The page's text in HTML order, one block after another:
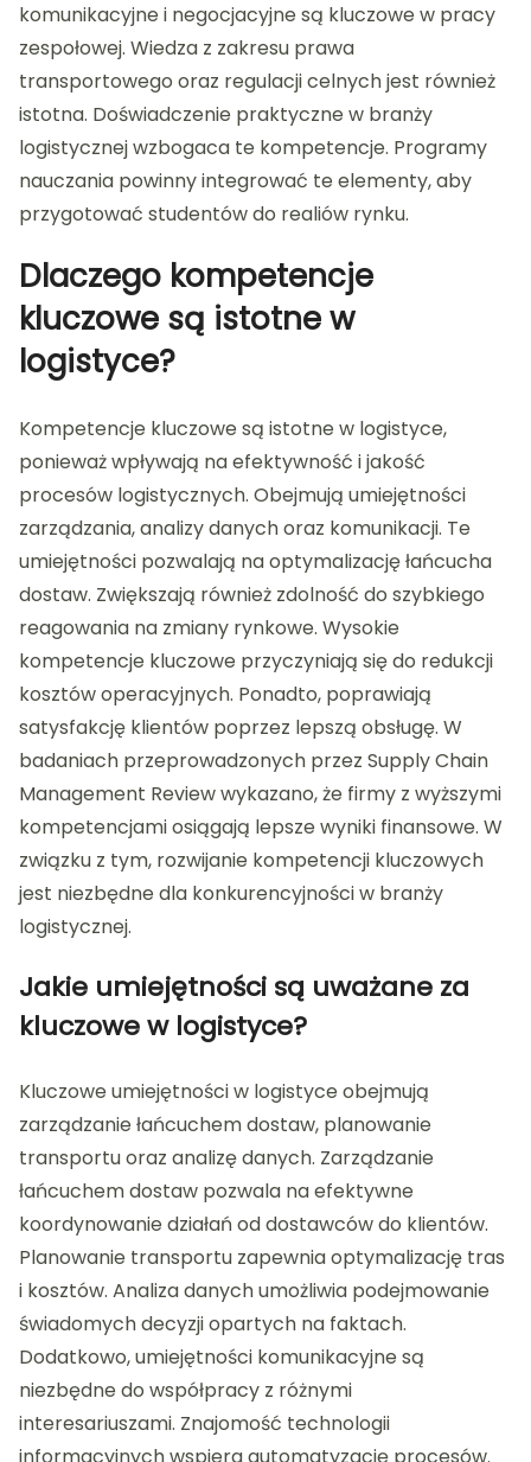
komunikacyjne i negocjacyjne są kluczowe w pracy
zespołowej. Wiedza z zakresu prawa
transportowego oraz regulacji celnych jest również
istotna. Doświadczenie praktyczne w branży
logistycznej wzbogaca te kompetencje. Programy
nauczania powinny integrować te elementy, aby
przygotować studentów do realiów rynku.
Dlaczego kompetencje
kluczowe są istotne w
logistyce?
Kompetencje kluczowe są istotne w logistyce,
ponieważ wpływają na efektywność i jakość
procesów logistycznych. Obejmują umiejętności
zarządzania, analizy danych oraz komunikacji. Te
umiejętności pozwalają na optymalizację łańcucha
dostaw. Zwiększają również zdolność do szybkiego
reagowania na zmiany rynkowe. Wysokie
kompetencje kluczowe przyczyniają się do redukcji
kosztów operacyjnych. Ponadto, poprawiają
satysfakcję klientów poprzez lepszą obsługę. W
badaniach przeprowadzonych przez Supply Chain
Management Review wykazano, że firmy z wyższymi
kompetencjami osiągają lepsze wyniki finansowe. W
związku z tym, rozwijanie kompetencji kluczowych
jest niezbędne dla konkurencyjności w branży
logistycznej.
Jakie umiejętności są uważane za
kluczowe w logistyce?
Kluczowe umiejętności w logistyce obejmują
zarządzanie łańcuchem dostaw, planowanie
transportu oraz analizę danych. Zarządzanie
łańcuchem dostaw pozwala na efektywne
koordynowanie działań od dostawców do klientów.
Planowanie transportu zapewnia optymalizację tras
i kosztów. Analiza danych umożliwia podejmowanie
świadomych decyzji opartych na faktach.
Dodatkowo, umiejętności komunikacyjne są
niezbędne do współpracy z różnymi
interesariuszami. Znajomość technologii